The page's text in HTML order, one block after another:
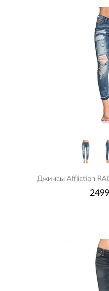
Джинсы Affliction